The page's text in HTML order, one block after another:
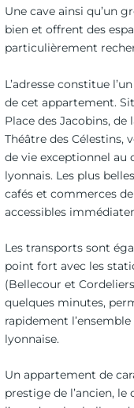
Une cave ainsi qu’un
bien et offrent des
particulièrement
L’adresse constitue
de cet appartement.
Place des Jacobins,
Théâtre des Célestins,
de vie exceptionnel au
lyonnais. Les plus
cafés et commerces
accessibles
Les transports sont
point fort avec les
(Bellecour et
quelques minutes,
rapidement
lyonnaise.
Un appartement de
prestige de l’ancien,